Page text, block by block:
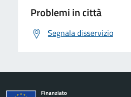
Problemi in città
Segnala disservizio